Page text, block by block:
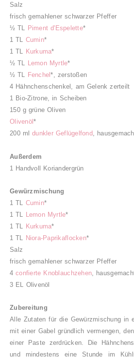
Salz
frisch gemahlener schwarzer Pfeffer
½ TL
Piment d'Espelette*
1 TL Cumin*
1 TL
Kurkuma*
½ TL
Lemon Myrtle*
½ TL
Fenchel*, zerstoßen
4 Hähnchenschenkel, am Gelenk zerteilt
1 Bio-Zitrone, in Scheiben
150 g grüne Oliven
Olivenöl*
200 mldunkler Geflügelfond ,
Außerdem
1 Handvoll Koriandergrün
Gewürzmischung
1 TL Cumin*
1 TL
Lemon Myrtle*
1 TL
Kurkuma*
1 TL
Niora-Paprikaflocken*
Salz
frisch gemahlener schwarzer Pfeffer
4confierte Knoblauchzehen ,
3 EL Olivenöl
Zubereitung
Alle Zutaten für die Gewürzmischung in
mit einer Gabel gründlich vermengen,
einer Paste zerdrücken. Die
und mindestens eine Stunde im